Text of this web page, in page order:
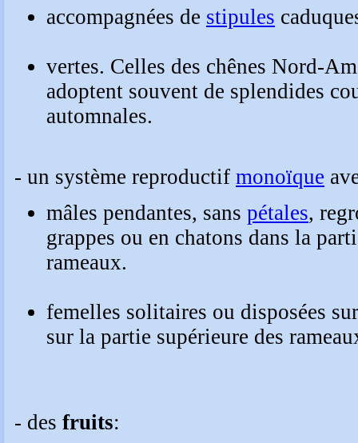
accompagnées de stipules
vertes. Celles des chênes Nord-
adoptent souvent de splendides
automnales.
- un système reproductif monoïque
mâles pendantes, sans pétales,
grappes ou en chatons dans la
rameaux.
femelles solitaires ou disposées
sur la partie supérieure des
- des fruits